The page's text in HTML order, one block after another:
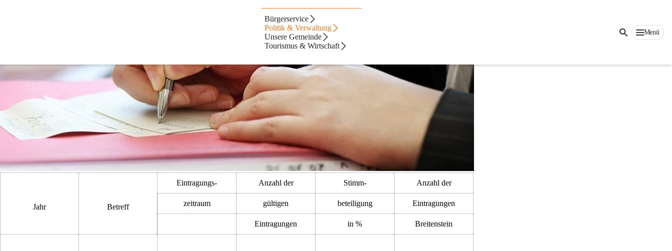
Bürgerservice
Politik & Verwaltung
Unsere Gemeinde
Tourismus & Wirtschaft
Menü
Jahr Betreff
Eintragungs- Anzahl der Stimm- Anzahl der
zeitraum gültigen beteiligung Eintragungen
Eintragungen in % Breitenstein